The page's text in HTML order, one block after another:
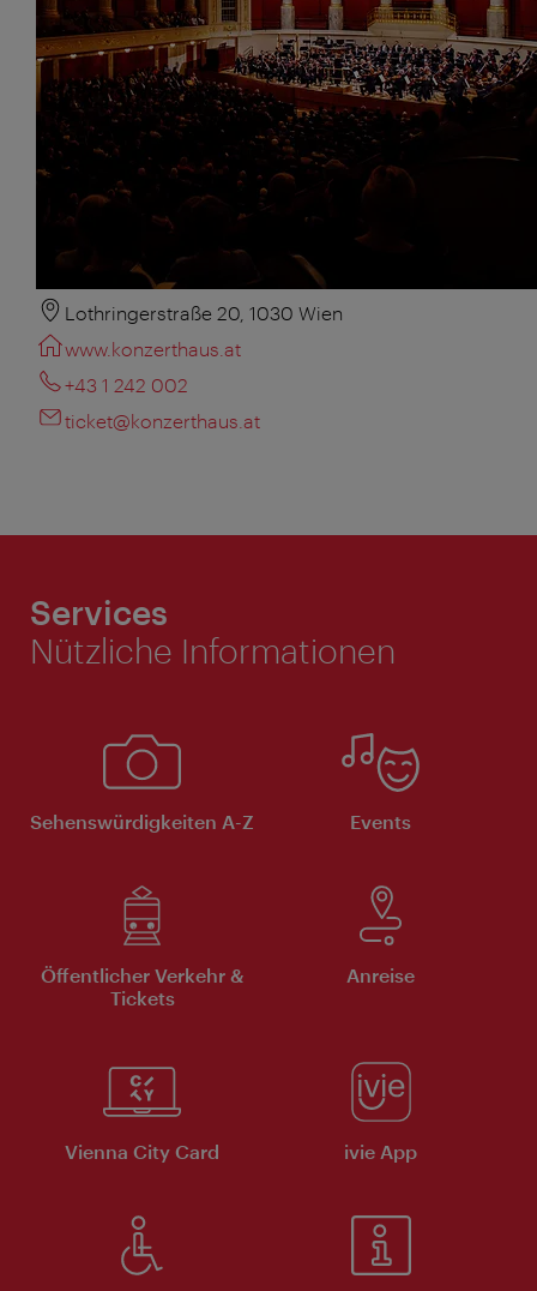
Lothringerstraße 20, 1030 Wien
www.konzerthaus.at
+43 1 242 002
ticket@konzerthaus.at
Services
Nützliche Informationen
Sehenswürdigkeiten A-Z Events
Öffentlicher Verkehr &
Tickets
Anreise
Vienna City Card ivie App